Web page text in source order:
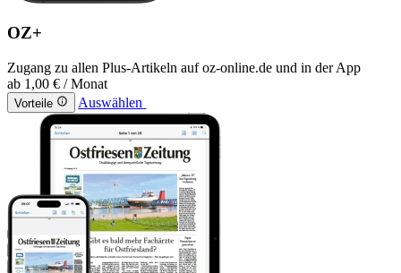
OZ+
Zugang zu allen Plus-Artikeln auf oz-online.de und in der App
ab 1,00 € / Monat
Vorteile Auswählen